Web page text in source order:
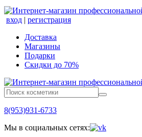
вход | регистрация
Доставка
Магазины
Подарки
Скидки до 70%
8(953)931-6733
Мы в социальных сетях: